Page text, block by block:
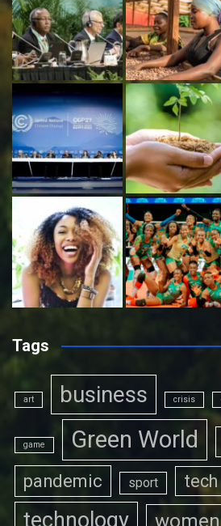
Tags
art business crisis
game Green World
pandemic sport tech
technology women